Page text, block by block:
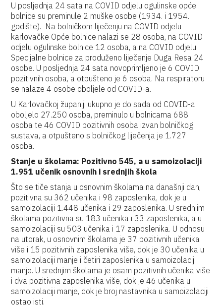
U posljednja 24 sata na COVID odjelu ogulinske opće
bolnice su preminule 2 muške osobe (1934. i 1954.
godište). Na bolničkom liječenju na COVID odjelu
karlovačke Opće bolnice nalazi se 28 osoba, na COVID
odjelu ogulinske bolnice 12 osoba, a na COVID odjelu
Specijalne bolnice za produženo liječenje Duga Resa 24
osobe. U posljednja 24 sata novoprimljeno je 6 COVID
pozitivnih osoba, a otpušteno je 6 osoba. Na respiratoru
se nalaze 4 osobe oboljele od COVID-a.
U Karlovačkoj županiji ukupno je do sada od COVID-a
oboljelo 27.250 osoba, preminulo u bolnicama 688
osoba te 46 COVID pozitivnih osoba izvan bolničkog
sustava, a otpušteno s bolničkog liječenja je 1.727
osoba.
Stanje u školama: Pozitivno 545, a u samoizolaciji
1.951 učenik osnovnih i srednjih škola
Što se tiče stanja u osnovnim školama na današnji dan,
pozitivna su 362 učenika i 98 zaposlenika, dok je u
samoizolaciji 1.448 učenika i 29 zaposlenika. U srednjim
školama pozitivna su 183 učenika i 33 zaposlenika, a u
samoizolaciji su 503 učenika i 17 zaposlenika. U odnosu
na utorak, u osnovnim školama je 37 pozitivnih učenika
više i 15 pozitivnih zaposlenika više, dok je 30 učenika u
samoizolaciji manje i četiri zaposlenika u samoizolaciji
manje. U srednjim školama je osam pozitivnih učenika više
i dva pozitivna zaposlenika više, dok je 46 učenika u
samoizolaciji manje, dok je broj nastavnika u samoizolaciji
ostao isti.